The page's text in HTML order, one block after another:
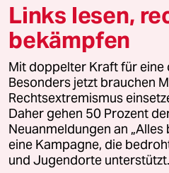
Ob es Ihnen
schmeckt, wenn
haben?:
www.mdr.de/
100.html
www.zeit.de/
ht
Und: Würden
essen, wenn
wenigstens den
bekommen
Links lesen,
bekämpfen
Mit doppelter Kraft für eine
Besonders jetzt brauchen
Rechtsextremismus
Daher gehen 50 Prozent
Neuanmeldungen an
eine Kampagne, die
und Jugendorte